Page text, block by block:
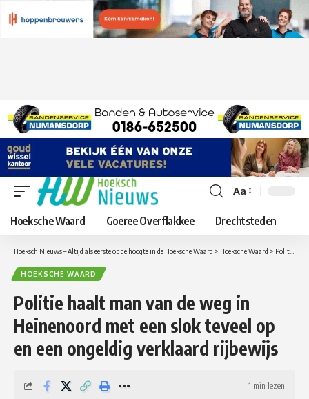
Lettergrootte
aanpassen
Aa
Hoeksche Waard Goeree Overflakkee Drechtsteden
Hoeksch Nieuws – Altijd als eerste op de hoogte in de Hoeksche Waard > Hoeksche Waard > Politie haalt man van de weg in Heinenoord met een slok teveel op en een ongeldig verklaard rijbewijs
HOEKSCHE WAARD
Politie haalt man van de weg in
Heinenoord met een slok teveel op
en een ongeldig verklaard rijbewijs
1 min lezen